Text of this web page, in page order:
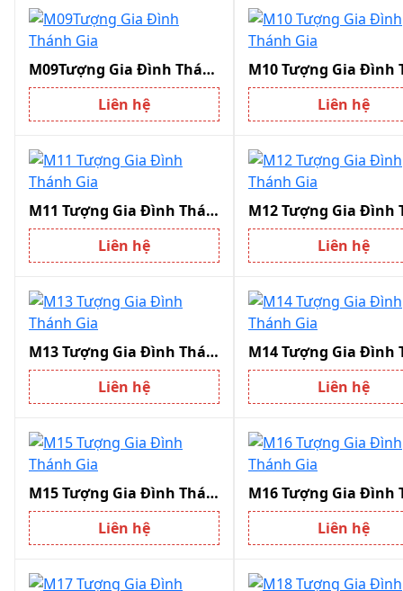
M09Tượng Gia Đình Thánh Gia
Liên hệ
Liên hệ
M11 Tượng Gia Đình Thánh Gia
Liên hệ
Liên hệ
M13 Tượng Gia Đình Thánh Gia
Liên hệ
Liên hệ
M15 Tượng Gia Đình Thánh Gia
Liên hệ
Liên hệ